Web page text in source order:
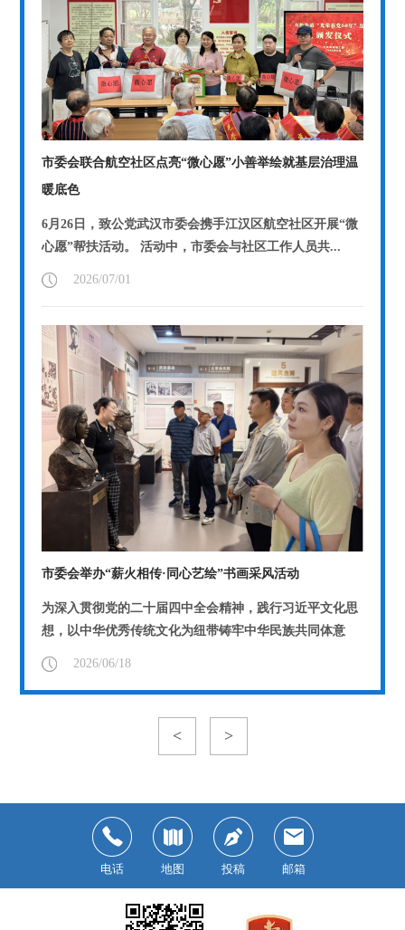
市委会联合航空社区点亮“微心愿”小善举绘就基层治理温
暖底色
6月26日，致公党武汉市委会携手江汉区航空社区开展“微
心愿”帮扶活动。 活动中，市委会与社区工作人员共...
【详情】
2026/07/01
市委会举办“薪火相传·同心艺绘”书画采风活动
为深入贯彻党的二十届四中全会精神，践行习近平文化思
想，以中华优秀传统文化为纽带铸牢中华民族共同体意
2026/06/18
< >
电话 地图 投稿 邮箱